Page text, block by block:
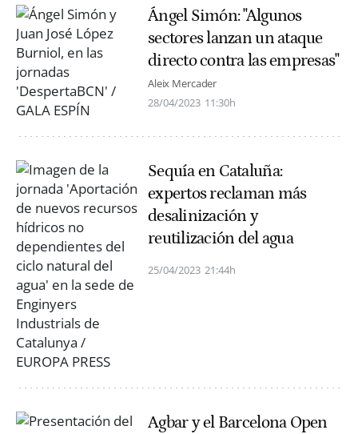
Ángel Simón: "Algunos
sectores lanzan un ataque
directo contra las empresas"
Aleix Mercader
28/04/2023 11:30h
Sequía en Cataluña:
expertos reclaman más
desalinización y
reutilización del agua
25/04/2023 21:44h
Agbar y el Barcelona Open